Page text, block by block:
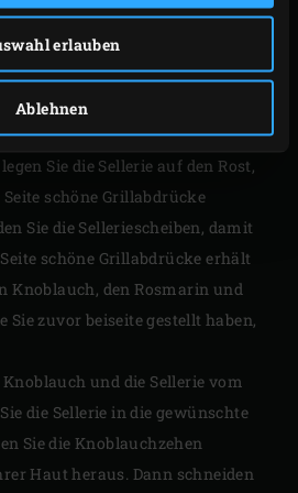
erlauben
Ablehnen
aus dem Öl.
ganze Lammfleisch vom Rost und
lang unter Alufolie ruhen.
Spritzer Grill-Öl in einer
auf dem Rost und braten Sie die
Sie die Sellerie auf den Rost,
schöne Grillabdrücke
Sie die Selleriescheiben, damit
schöne Grillabdrücke erhält
Knoblauch, den Rosmarin und
Sie zuvor beiseite gestellt haben,
Knoblauch und die Sellerie vom
die Sellerie in die gewünschte
Sie die Knoblauchzehen
Haut heraus. Dann schneiden